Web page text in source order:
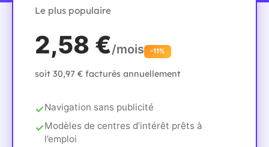
Le plus populaire
2,58 €/mois -11%
soit 30,97 € facturés annuellement
Navigation sans publicité
Modèles de centres d’intérêt prêts à
l’emploi